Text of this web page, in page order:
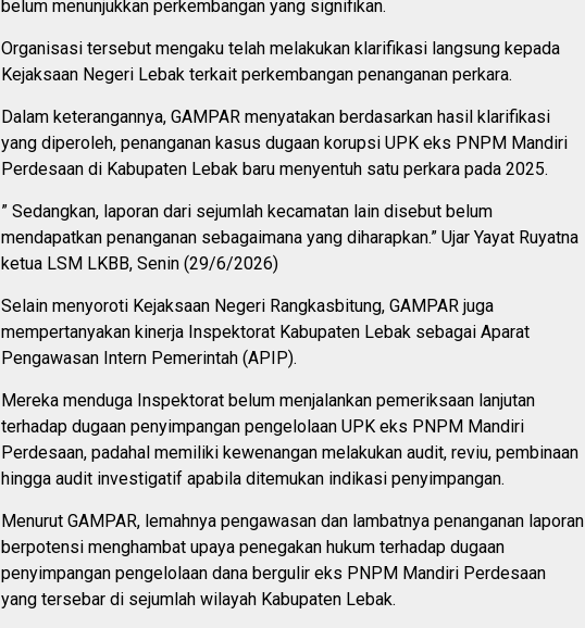
belum menunjukkan perkembangan yang signifikan.
Organisasi tersebut mengaku telah melakukan klarifikasi langsung kepada
Kejaksaan Negeri Lebak terkait perkembangan penanganan perkara.
Dalam keterangannya, GAMPAR menyatakan berdasarkan hasil klarifikasi
yang diperoleh, penanganan kasus dugaan korupsi UPK eks PNPM Mandiri
Perdesaan di Kabupaten Lebak baru menyentuh satu perkara pada 2025.
” Sedangkan, laporan dari sejumlah kecamatan lain disebut belum
mendapatkan penanganan sebagaimana yang diharapkan.” Ujar Yayat Ruyatna
ketua LSM LKBB, Senin (29/6/2026)
Selain menyoroti Kejaksaan Negeri Rangkasbitung, GAMPAR juga
mempertanyakan kinerja Inspektorat Kabupaten Lebak sebagai Aparat
Pengawasan Intern Pemerintah (APIP).
Mereka menduga Inspektorat belum menjalankan pemeriksaan lanjutan
terhadap dugaan penyimpangan pengelolaan UPK eks PNPM Mandiri
Perdesaan, padahal memiliki kewenangan melakukan audit, reviu, pembinaan
hingga audit investigatif apabila ditemukan indikasi penyimpangan.
Menurut GAMPAR, lemahnya pengawasan dan lambatnya penanganan laporan
berpotensi menghambat upaya penegakan hukum terhadap dugaan
penyimpangan pengelolaan dana bergulir eks PNPM Mandiri Perdesaan
yang tersebar di sejumlah wilayah Kabupaten Lebak.